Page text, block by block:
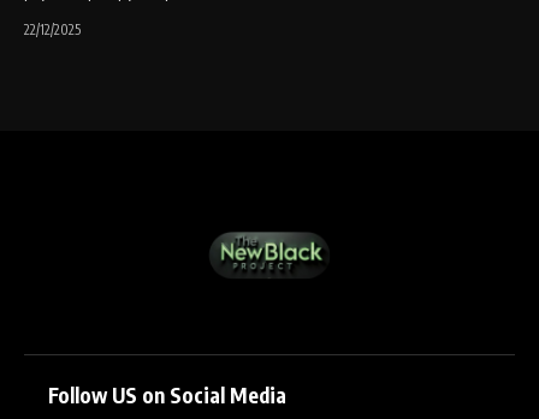
22/12/2025
Follow US on Social Media